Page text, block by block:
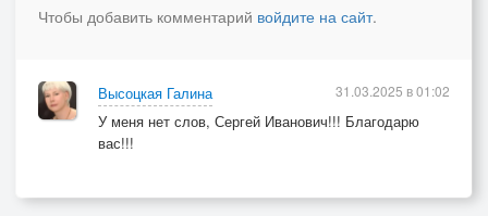
Чтобы добавить комментарий войдите на сайт.
Высоцкая Галина
У меня нет слов, Сергей Иванович!!! Благодарю
вас!!!
31.03.2025 в 01:02